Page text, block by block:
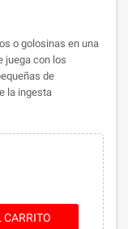
o golosinas en una
juega con los
de
la ingesta
CARRITO